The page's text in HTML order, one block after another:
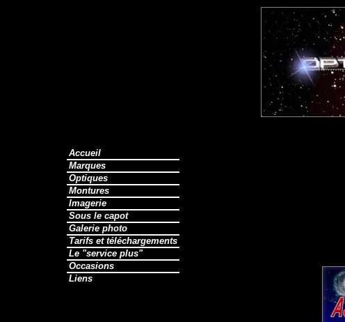
Accueil
Marques
Optiques
Montures
Imagerie
Sous le capot
Galerie photo
Tarifs et téléchargements
Le "service plus"
Occasions
Liens